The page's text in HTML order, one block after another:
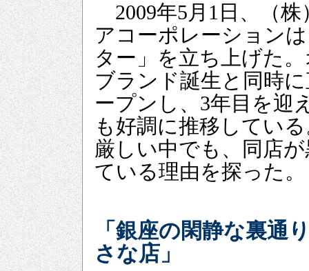
2009年5月1日、（株
アコーポレーション
ター」を立ち上げた
ブランド誕生と同時
ープンし、3年目を迎
も好調に推移してい
厳しい中でも、同店
ている理由を探った。
「銀座の閑静な裏通
さな店」